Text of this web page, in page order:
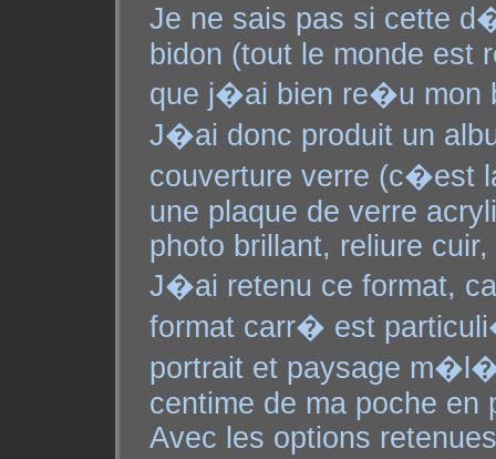
Je ne sais pas si cette
bidon (tout le monde est
que j�ai bien re�u mon
J�ai donc produit un
couverture verre (c�est
une plaque de verre
photo brillant, reliure
J�ai retenu ce format,
format carr� est
portrait et paysage
centime de ma poche en
Avec les options